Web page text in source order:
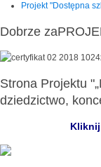
Projekt "Dostępna
Dobrze
Strona Projektu
dziedzictwo,